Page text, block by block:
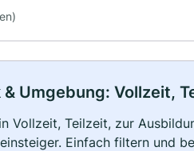
Umgebung: Vollzeit,
Vollzeit, Teilzeit, zur
Einfach filtern und